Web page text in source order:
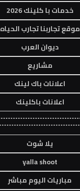
خدمات با كلينك 2026
موقع تجاربنا تجارب الحياه
ديوان العرب
مشاريع
اعلانات باك لينك
اعلانات باكلينك
يلا شوت
yalla shoot
مباريات اليوم مباشر